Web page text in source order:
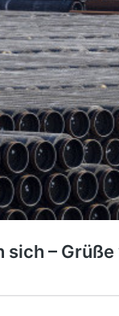
–